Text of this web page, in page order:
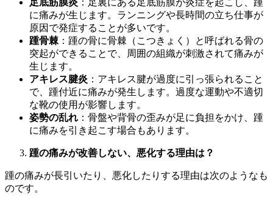
足底筋膜炎 ：足裏にある足底筋膜が炎症を起こし、踵
に痛みが生じます。ランニングや長時間の立ち仕事が
原因で発症することが多いです。
踵骨棘 ：踵の骨に骨棘（こつきょく）と呼ばれる骨の
突起ができることで、周囲の組織が刺激されて痛みが
生じます。
アキレス腱炎 ：アキレス腱が過度に引っ張られること
で、踵付近に痛みが発生します。過度な運動や不適切
な靴の使用が影響します。
姿勢の乱れ ：骨盤や背骨の歪みが足に負担をかけ、踵
に痛みを引き起こす場合もあります。
踵の痛みが改善しない、悪化する理由は？
踵の痛みが長引いたり、悪化したりする理由は次のようなも
のです。